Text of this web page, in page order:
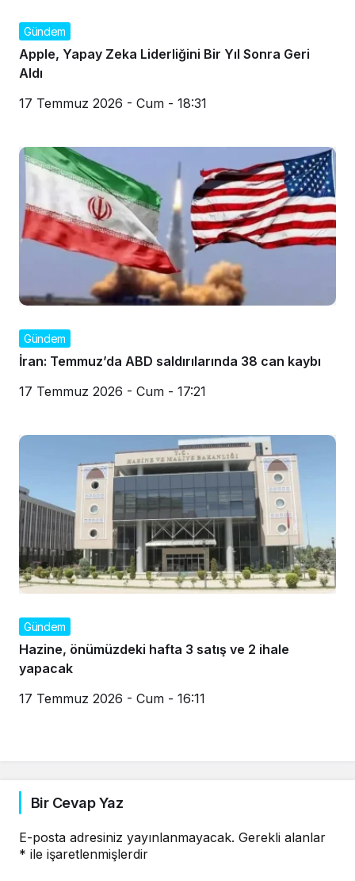
Gündem
Apple, Yapay Zeka Liderliğini Bir Yıl Sonra Geri
Aldı
17 Temmuz 2026 - Cum - 18:31
Gündem
İran: Temmuz’da ABD saldırılarında 38 can kaybı
17 Temmuz 2026 - Cum - 17:21
Gündem
Hazine, önümüzdeki hafta 3 satış ve 2 ihale
yapacak
17 Temmuz 2026 - Cum - 16:11
Bir Cevap Yaz
E-posta adresiniz yayınlanmayacak. Gerekli alanlar
* ile işaretlenmişlerdir